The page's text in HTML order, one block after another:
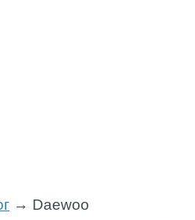
→ Daewoo